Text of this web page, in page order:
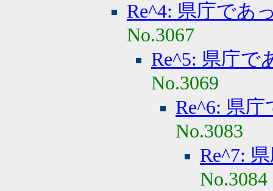
Re^4: 県庁であ
No.3067
Re^5: 県庁で
No.3069
Re^6: 県
No.3083
Re^7:
No.3084